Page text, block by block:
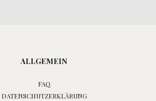
ALLGEMEIN
FAQ
DATENSCHUTZERKLÄRUNG